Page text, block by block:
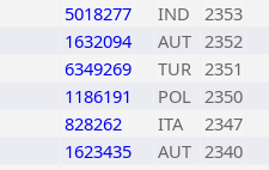
5018277 IND
2353
1632094 AUT 2352
6349269 TUR 2351
1186191 POL 2350
828262 ITA
2347
1623435 AUT 2340